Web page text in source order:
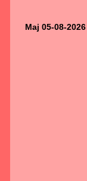
Maj 05-08-2026